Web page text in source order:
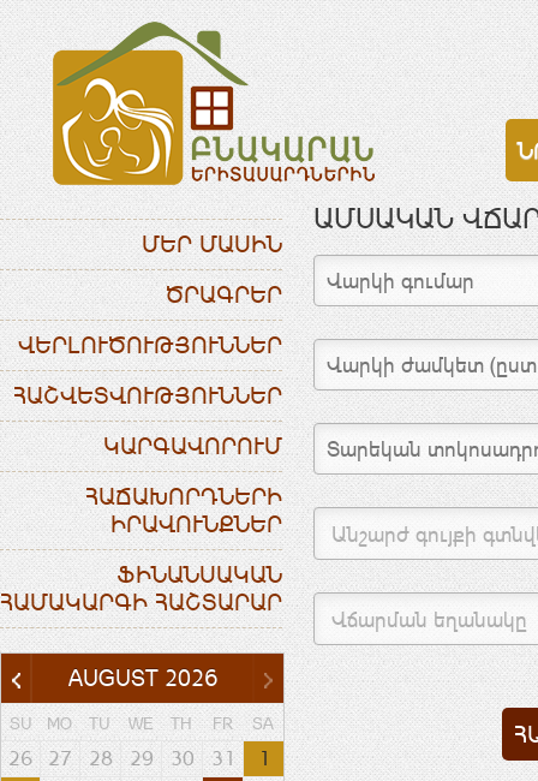
ՄԵՐ ՄԱՍԻՆ
ԾՐԱԳՐԵՐ
ՎԵՐԼՈՒԾՈՒԹՅՈՒՆՆԵՐ
ՀԱՇՎԵՏՎՈՒԹՅՈՒՆՆԵՐ
ԿԱՐԳԱՎՈՐՈՒՄ
ՀԱՃԱԽՈՐԴՆԵՐԻ
ԻՐԱՎՈՒՆՔՆԵՐ
ՖԻՆԱՆՍԱԿԱՆ
ՀԱՄԱԿԱՐԳԻ ՀԱՇՏԱՐԱՐ
AUGUST 2026
SU MO TU WE TH FR SA
26 27 28 29 30 31
1
ԱՄՍԱԿԱՆ